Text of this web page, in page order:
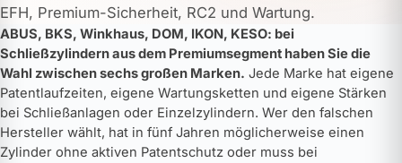
EFH, Premium-Sicherheit, RC2 und Wartung.
ABUS, BKS, Winkhaus, DOM, IKON, KESO: bei
Schließzylindern aus dem Premiumsegment haben Sie die
Wahl zwischen sechs großen Marken. Jede Marke hat eigene
Patentlaufzeiten, eigene Wartungsketten und eigene Stärken
bei Schließanlagen oder Einzelzylindern. Wer den falschen
Hersteller wählt, hat in fünf Jahren möglicherweise einen
Zylinder ohne aktiven Patentschutz oder muss bei